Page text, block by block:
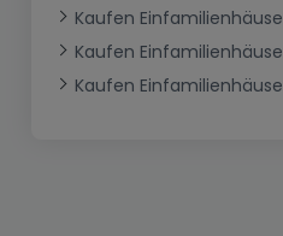
Hof
Bauernhaus
Landhaus
Loft
Dachgeschoss
Erdgeschoss
Gewerbliches Grundstück
Carport
Garage
Büro
Gewerbe
Ladenfläche
Geschäft
Kaufen
Kaufen
Kaufen